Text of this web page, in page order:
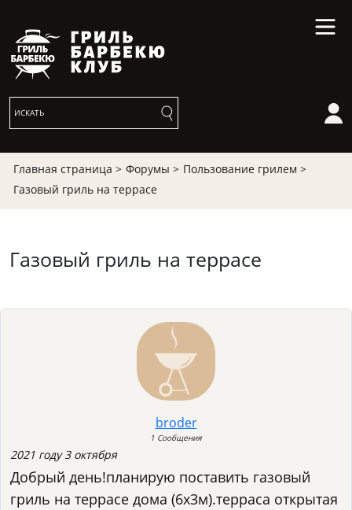
Главная страница > Форумы > Пользование грилем >
Газовый гриль на террасе
Газовый гриль на террасе
broder
1 Сообщения
2021 году 3 октября
Добрый день!планирую поставить газовый
гриль на террасе дома (6x3м).терраса открытая